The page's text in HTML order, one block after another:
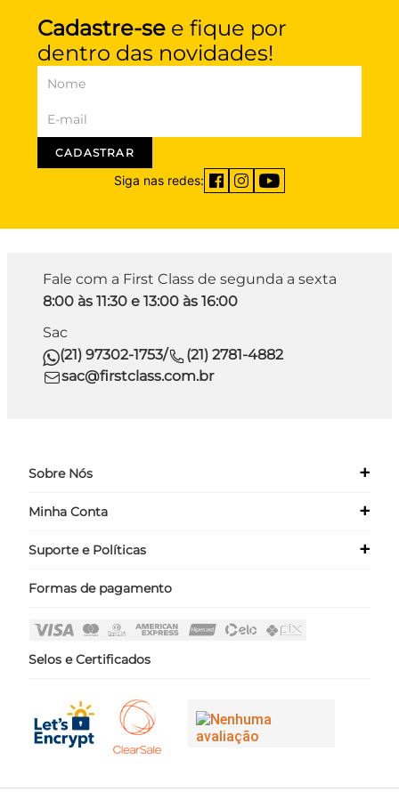
Cadastre-se e fique por
dentro das novidades!
CADASTRAR
Siga nas redes:
Fale com a First Class de segunda a sexta
8:00 às 11:30 e 13:00 às 16:00
Sac
(21) 97302-1753/
(21) 2781-4882
sac@firstclass.com.br
Sobre Nós +
Quem Somos
Minha Conta +
Meus Dados
Suporte e Políticas +
Políticas
Fale Conosco
Formas de pagamento
Selos e Certificados